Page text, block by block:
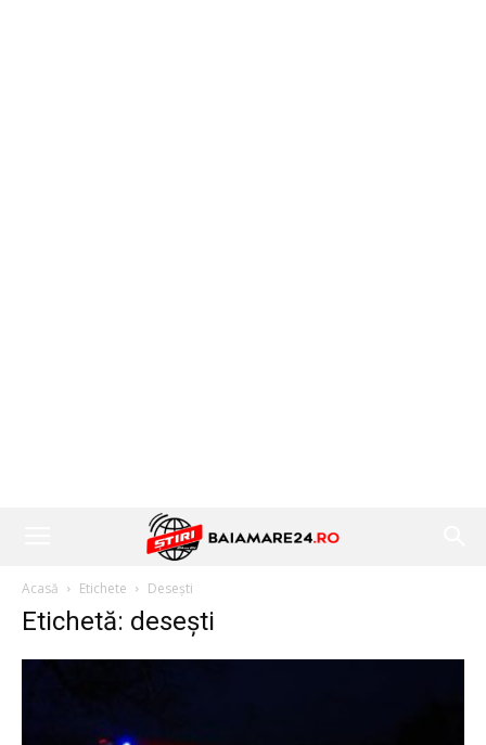
Acasă Etichete Desești
Etichetă: desești